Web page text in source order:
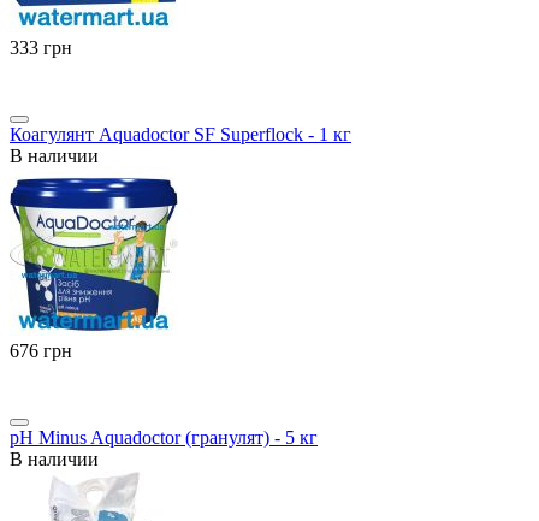
‍333‍ грн
Коагулянт Aquadoctor SF Superflock - 1 кг
В наличии
‍676‍ грн
pH Minus Aquadoctor (гранулят) - 5 кг
В наличии